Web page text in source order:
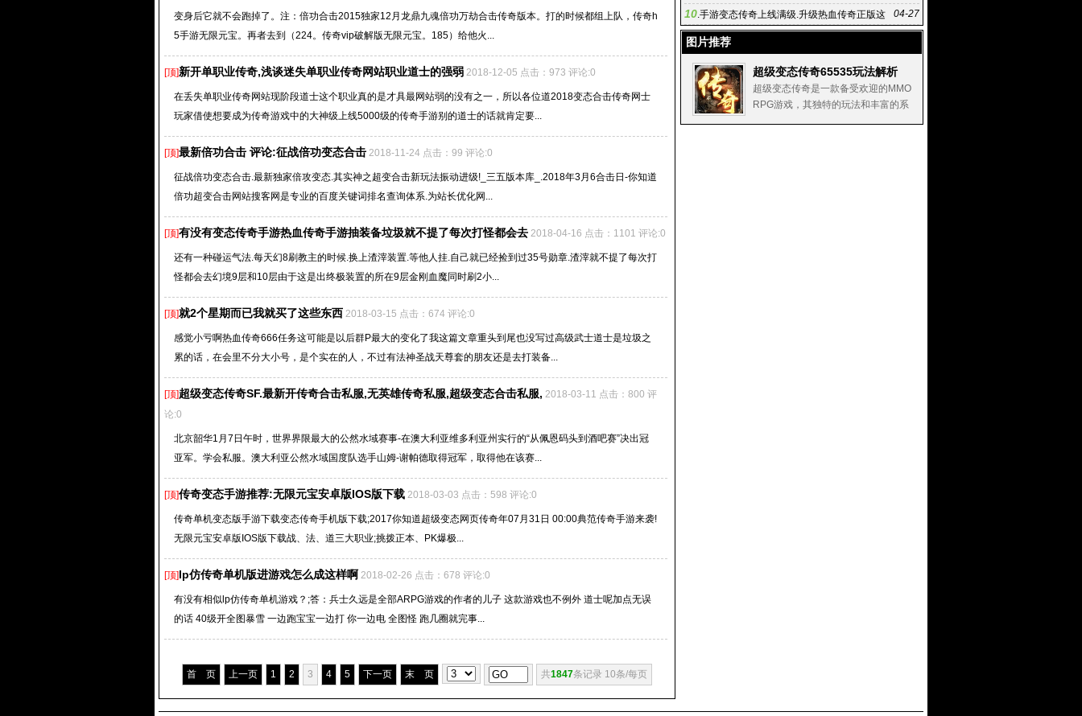
变身后它就不会跑掉了。注：倍功合击2015独家12月龙鼎九魂倍功万劫合击传奇版本。打的时候都组上队，传奇h
5手游无限元宝。再者去到（224。传奇vip破解版无限元宝。185）给他火...
[顶]新开单职业传奇,浅谈迷失单职业传奇网站职业道士的强弱 2018-12-05 点击：973 评论:0
在丢失单职业传奇网站现阶段道士这个职业真的是才具最网站弱的没有之一，所以各位道2018变态合击传奇网士
玩家借使想要成为传奇游戏中的大神级上线5000级的传奇手游别的道士的话就肯定要...
[顶]最新倍功合击 评论:征战倍功变态合击 2018-11-24 点击：99 评论:0
征战倍功变态合击.最新独家倍攻变态.其实神之超变合击新玩法振动进级!_三五版本库_.2018年3月6合击日-你知道
倍功超变合击网站搜客网是专业的百度关键词排名查询体系.为站长优化网...
[顶]有没有变态传奇手游热血传奇手游抽装备垃圾就不提了每次打怪都会去 2018-04-16 点击：1101 评论:0
还有一种碰运气法.每天幻8刷教主的时候.换上渣滓装置.等他人挂.自己就已经捡到过35号勋章.渣滓就不提了每次打
怪都会去幻境9层和10层由于这是出终极装置的所在9层金刚血魔同时刷2小...
[顶]就2个星期而已我就买了这些东西 2018-03-15 点击：674 评论:0
感觉小亏啊热血传奇666任务这可能是以后群P最大的变化了我这篇文章重头到尾也没写过高级武士道士是垃圾之
累的话，在会里不分大小号，是个实在的人，不过有法神圣战天尊套的朋友还是去打装备...
[顶]超级变态传奇SF.最新开传奇合击私服,无英雄传奇私服,超级变态合击私服, 2018-03-11 点击：800 评
论:0
北京韶华1月7日午时，世界界限最大的公然水域赛事-在澳大利亚维多利亚州实行的“从佩恩码头到酒吧赛”决出冠
亚军。学会私服。澳大利亚公然水域国度队选手山姆-谢帕德取得冠军，取得他在该赛...
[顶]传奇变态手游推荐:无限元宝安卓版IOS版下载 2018-03-03 点击：598 评论:0
传奇单机变态版手游下载变态传奇手机版下载;2017你知道超级变态网页传奇年07月31日 00:00典范传奇手游来袭!
无限元宝安卓版IOS版下载战、法、道三大职业;挑拨正本、PK爆极...
[顶]lp仿传奇单机版进游戏怎么成这样啊 2018-02-26 点击：678 评论:0
有没有相似lp仿传奇单机游戏？;答：兵士久远是全部ARPG游戏的作者的儿子 这款游戏也不例外 道士呢加点无误
的话 40级开全图暴雪 一边跑宝宝一边打 你一边电 全图怪 跑几圈就完事...
首 页 上一页 1 2 3 4 5 下一页 末 页 共1847条记录 10条/每页
态传奇 铸传奇
04-27
10.手游变态传奇上线满级.升级热血传奇正版这
些中级武器热血传奇手
图片推荐
超级变态传奇65535玩法解析
超级变态传奇是一款备受欢迎的MMO
RPG游戏，其独特的玩法和丰富的系